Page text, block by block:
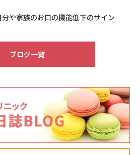
や家族のお口の機能低下のサイン
ブログ一覧